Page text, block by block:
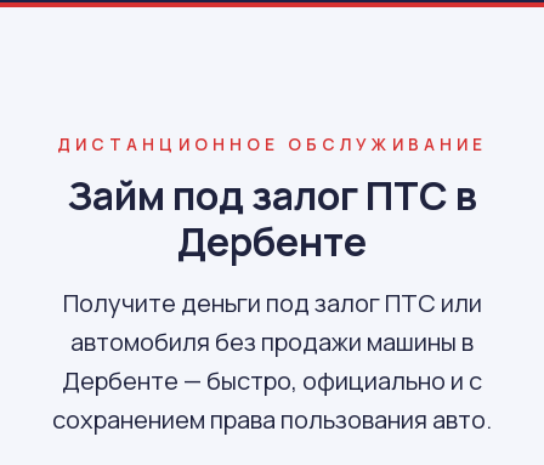
ДИСТАНЦИОННОЕ ОБСЛУЖИВАНИЕ
Займ под залог ПТС в
Дербенте
Получите деньги под залог ПТС или
автомобиля без продажи машины в
Дербенте — быстро, официально и с
сохранением права пользования авто.